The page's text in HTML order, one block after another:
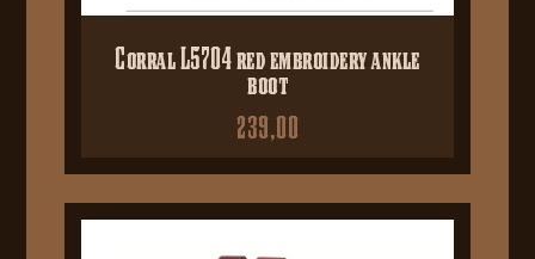
Corral L5704 red embroidery ankle
boot
239,00